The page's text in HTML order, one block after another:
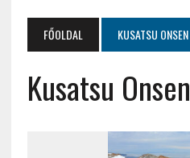
FŐOLDAL KUSATSU ONSEN
Kusatsu Onsen